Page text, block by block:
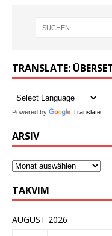
TRANSLATE:
Powered by Translate
ARSIV
TAKVIM
AUGUST 2026